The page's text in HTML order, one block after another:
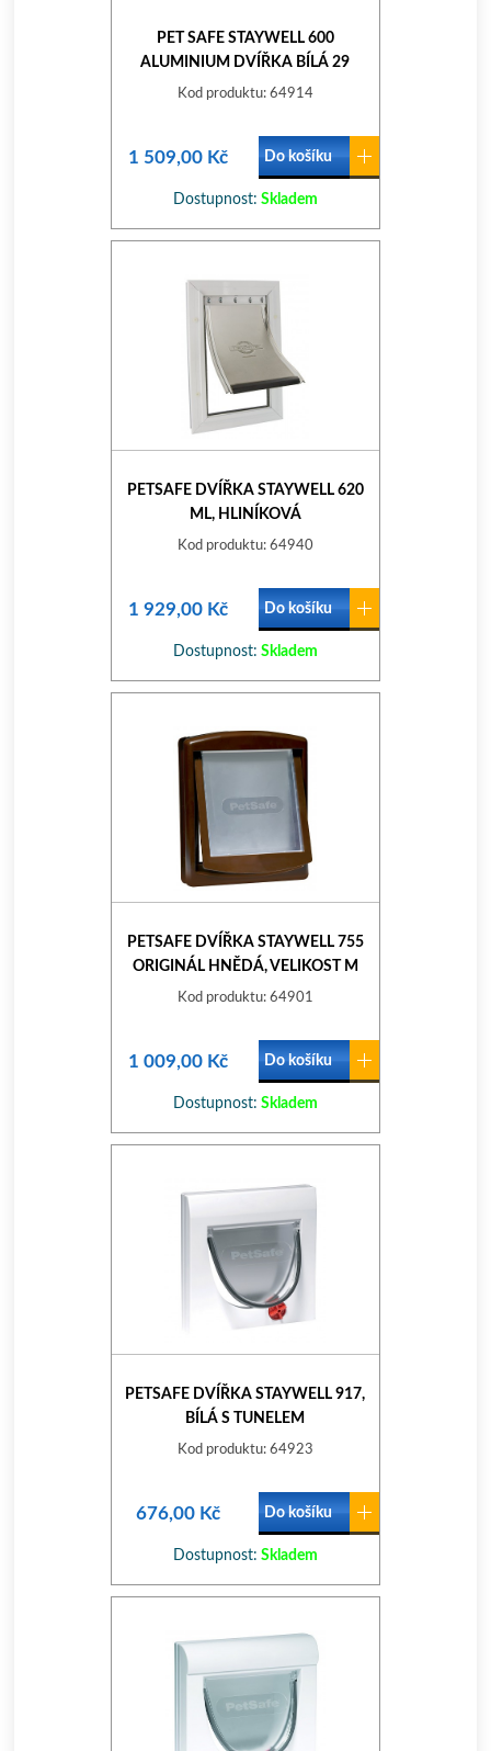
PET SAFE STAYWELL 600
ALUMINIUM DVÍŘKA BÍLÁ 29
Kod produktu: 64914
1 509,00 Kč Do košíku
Dostupnost: Skladem
PETSAFE DVÍŘKA STAYWELL 620
ML, HLINÍKOVÁ
Kod produktu: 64940
1 929,00 Kč Do košíku
Dostupnost: Skladem
PETSAFE DVÍŘKA STAYWELL 755
ORIGINÁL HNĚDÁ, VELIKOST M
Kod produktu: 64901
1 009,00 Kč Do košíku
Dostupnost: Skladem
PETSAFE DVÍŘKA STAYWELL 917,
BÍLÁ S TUNELEM
Kod produktu: 64923
676,00 Kč Do košíku
Dostupnost: Skladem